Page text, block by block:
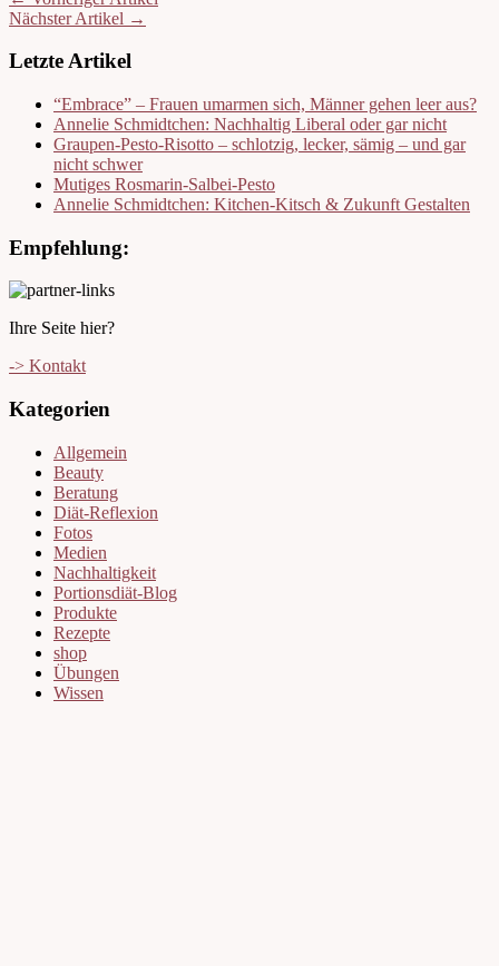
Nächster Artikel →
Letzte Artikel
“Embrace” – Frauen umarmen sich, Männer gehen leer aus?
Annelie Schmidtchen: Nachhaltig Liberal oder gar nicht
Graupen-Pesto-Risotto – schlotzig, lecker, sämig – und gar
nicht schwer
Mutiges Rosmarin-Salbei-Pesto
Annelie Schmidtchen: Kitchen-Kitsch & Zukunft Gestalten
Empfehlung:
Ihre Seite hier?
-> Kontakt
Kategorien
Allgemein
Beauty
Beratung
Diät-Reflexion
Fotos
Medien
Nachhaltigkeit
Portionsdiät-Blog
Produkte
Rezepte
shop
Übungen
Wissen